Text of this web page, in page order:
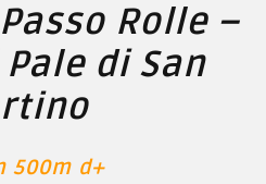
Rolle –
di San
500m d+